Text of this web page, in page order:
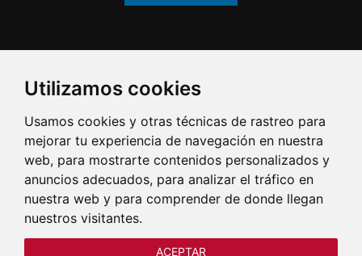
Utilizamos cookies
Usamos cookies y otras técnicas de rastreo para
mejorar tu experiencia de navegación en nuestra
web, para mostrarte contenidos personalizados y
anuncios adecuados, para analizar el tráfico en
nuestra web y para comprender de donde llegan
nuestros visitantes.
ACEPTAR